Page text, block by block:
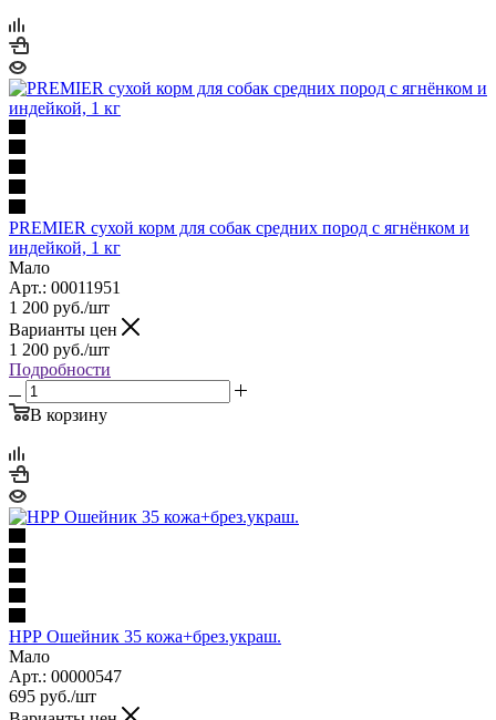
PREMIER сухой корм для собак средних пород с ягнёнком и
индейкой, 1 кг
Мало
Арт.: 00011951
1 200 руб./шт
Варианты цен
1 200 руб./шт
Подробности
В корзину
НРР Ошейник 35 кожа+брез.украш.
Мало
Арт.: 00000547
695 руб./шт